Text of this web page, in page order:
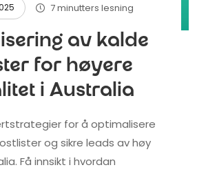
7 minutters lesning
av kalde
for høyere
i Australia
for å optimalisere
og sikre leads av høy
Få innsikt i hvordan